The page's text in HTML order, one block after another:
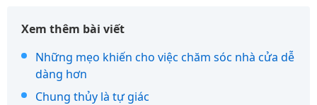
Xem thêm bài viết
Những mẹo khiến cho việc chăm sóc nhà cửa dễ
dàng hơn
Chung thủy là tự giác